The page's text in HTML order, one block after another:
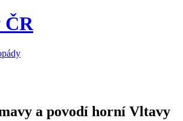
ČR
a povodí horní Vltavy